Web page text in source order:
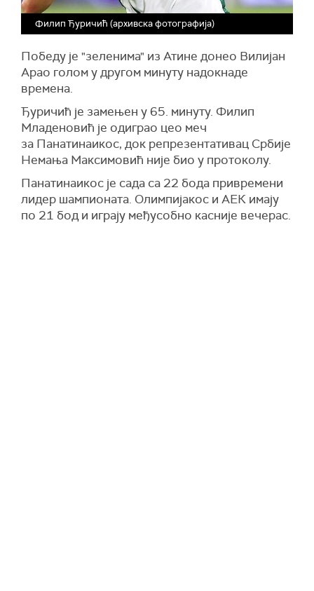
Филип Ђуричић (архивска фотографија)
Победу је "зеленима" из Атине донео Вилијан
Арао голом у другом минуту надокнаде
времена.
Ђуричић је замењен у 65. минуту. Филип
Младеновић је одиграо цео меч
за Панатинаикос, док репрезентативац Србије
Немања Максимовић није био у протоколу.
Панатинаикос је сада са 22 бода привремени
лидер шампионата. Олимпијакос и АЕК имају
по 21 бод и играју међусобно касније вечерас.